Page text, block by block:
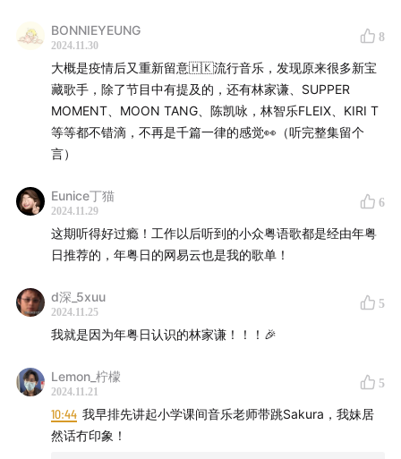
提到的电影《芭啦芭啦樱之花》
1:11:22结尾曲：林家谦 - 记得
* 嘉宾：Recole、Cevi（公众号/小红书：年粤日）
录音制作 | Trace
声音编辑 | Trace
BONNIEYEUNG
2024.11.30
8
大概是疫情后又重新留意🇭🇰流行音乐，发现原来很多新宝
藏歌手，除了节目中有提及的，还有林家谦、SUPPER
MOMENT、MOON TANG、陈凯咏，林智乐FLEIX、KIRI T
等等都不错滴，不再是千篇一律的感觉👀（听完整集留个
言）
Eunice丁猫
2024.11.29
6
这期听得好过瘾！工作以后听到的小众粤语歌都是经由年粤
日推荐的，年粤日的网易云也是我的歌单！
d深_5xuu
2024.11.25
5
我就是因为年粤日认识的林家谦！！！🎉
Lemon_柠檬
2024.11.21
5
10:44 我早排先讲起小学课间音乐老师带跳Sakura，我妹居
然话冇印象！